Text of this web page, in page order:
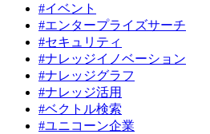
#イベント
#エンタープライズサーチ
#セキュリティ
#ナレッジイノベーション
#ナレッジグラフ
#ナレッジ活用
#ベクトル検索
#ユニコーン企業